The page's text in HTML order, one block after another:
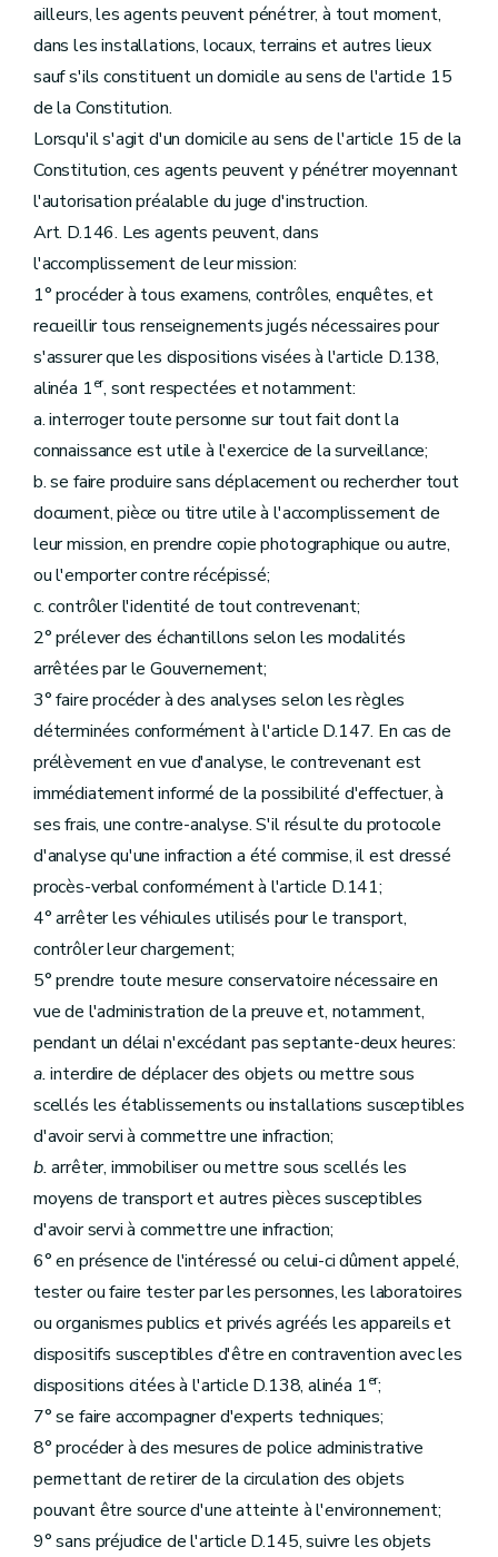
ailleurs, les agents peuvent pénétrer, à tout moment,
dans les installations, locaux, terrains et autres lieux
sauf s'ils constituent un domicile au sens de l'article 15
de la Constitution.
Lorsqu'il s'agit d'un domicile au sens de l'article 15 de la
Constitution, ces agents peuvent y pénétrer moyennant
l'autorisation préalable du juge d'instruction.
Art. D.146. Les agents peuvent, dans
l'accomplissement de leur mission:
1° procéder à tous examens, contrôles, enquêtes, et
recueillir tous renseignements jugés nécessaires pour
s'assurer que les dispositions visées à l'article D.138,
alinéa 1er, sont respectées et notamment:
a. interroger toute personne sur tout fait dont la
connaissance est utile à l'exercice de la surveillance;
b. se faire produire sans déplacement ou rechercher tout
document, pièce ou titre utile à l'accomplissement de
leur mission, en prendre copie photographique ou autre,
ou l'emporter contre récépissé;
c. contrôler l'identité de tout contrevenant;
2° prélever des échantillons selon les modalités
arrêtées par le Gouvernement;
3° faire procéder à des analyses selon les règles
déterminées conformément à l'article D.147. En cas de
prélèvement en vue d'analyse, le contrevenant est
immédiatement informé de la possibilité d'effectuer, à
ses frais, une contre-analyse. S'il résulte du protocole
d'analyse qu'une infraction a été commise, il est dressé
procès-verbal conformément à l'article D.141;
4° arrêter les véhicules utilisés pour le transport,
contrôler leur chargement;
5° prendre toute mesure conservatoire nécessaire en
vue de l'administration de la preuve et, notamment,
pendant un délai n'excédant pas septante-deux heures:
a.interdire de déplacer des objets ou mettre sous
scellés les établissements ou installations susceptibles
d'avoir servi à commettre une infraction;
b.arrêter, immobiliser ou mettre sous scellés les
moyens de transport et autres pièces susceptibles
d'avoir servi à commettre une infraction;
6° en présence de l'intéressé ou celui-ci dûment appelé,
tester ou faire tester par les personnes, les laboratoires
ou organismes publics et privés agréés les appareils et
dispositifs susceptibles d'être en contravention avec les
dispositions citées à l'article D.138, alinéa 1er;
7° se faire accompagner d'experts techniques;
8° procéder à des mesures de police administrative
permettant de retirer de la circulation des objets
pouvant être source d'une atteinte à l'environnement;
9° sans préjudice de l'article D.145, suivre les objets